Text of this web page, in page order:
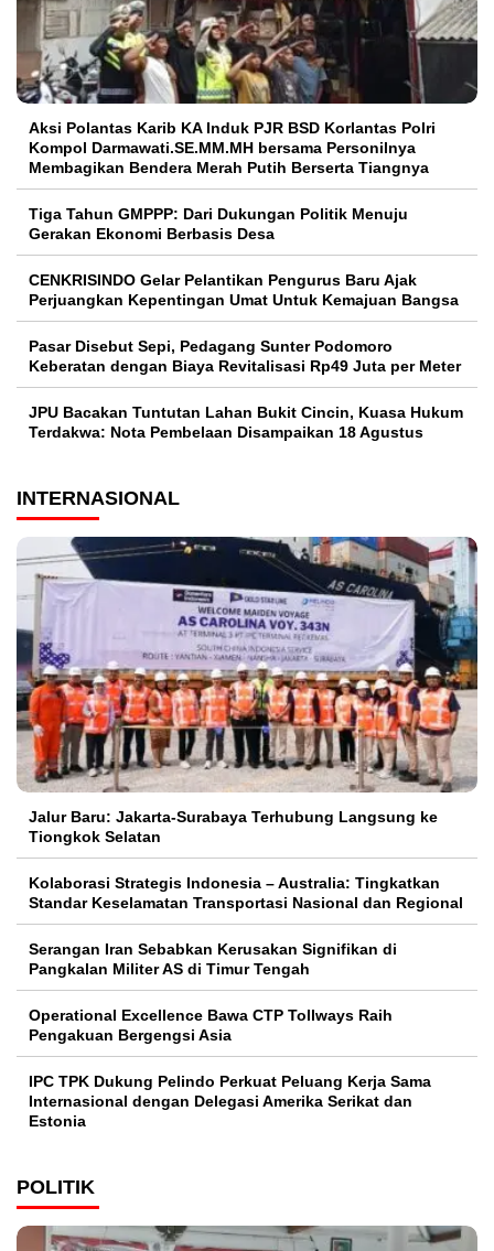
Aksi Polantas Karib KA Induk PJR BSD Korlantas Polri
Kompol Darmawati.SE.MM.MH bersama Personilnya
Membagikan Bendera Merah Putih Berserta Tiangnya
Tiga Tahun GMPPP: Dari Dukungan Politik Menuju
Gerakan Ekonomi Berbasis Desa
CENKRISINDO Gelar Pelantikan Pengurus Baru Ajak
Perjuangkan Kepentingan Umat Untuk Kemajuan Bangsa
Pasar Disebut Sepi, Pedagang Sunter Podomoro
Keberatan dengan Biaya Revitalisasi Rp49 Juta per Meter
JPU Bacakan Tuntutan Lahan Bukit Cincin, Kuasa Hukum
Terdakwa: Nota Pembelaan Disampaikan 18 Agustus
INTERNASIONAL
Jalur Baru: Jakarta-Surabaya Terhubung Langsung ke
Tiongkok Selatan
Kolaborasi Strategis Indonesia – Australia: Tingkatkan
Standar Keselamatan Transportasi Nasional dan Regional
Serangan Iran Sebabkan Kerusakan Signifikan di
Pangkalan Militer AS di Timur Tengah
Operational Excellence Bawa CTP Tollways Raih
Pengakuan Bergengsi Asia
IPC TPK Dukung Pelindo Perkuat Peluang Kerja Sama
Internasional dengan Delegasi Amerika Serikat dan
Estonia
POLITIK